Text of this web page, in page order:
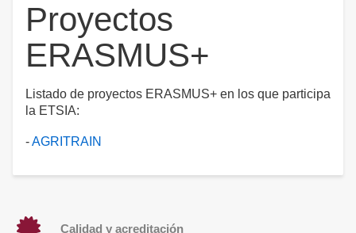
Proyectos
ERASMUS+
Listado de proyectos ERASMUS+ en los que participa
la ETSIA:
-AGRITRAIN
Calidad y acreditación